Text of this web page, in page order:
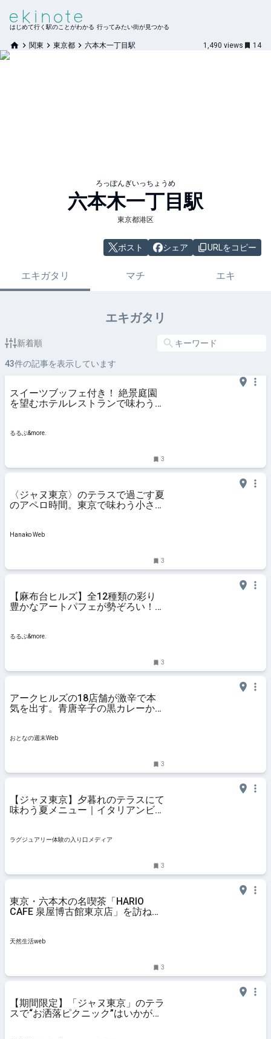
はじめて行く駅のことがわかる 行ってみたい街が見つかる
関東 東京都 六本木一丁目駅 1,490 views 14
ろっぽんぎいっちょうめ
六本木一丁目駅
東京都港区
ポスト シェア URLをコピー
エキガタリ マチ エキ
エキガタリ
新着順
43件の記事を表示しています
スイーツブッフェ付き！ 絶景庭園
を望むホテルレストランで味わう
&more.
るるぶ&more.
3
〈ジャヌ東京〉のテラスで過ごす夏
のアペロ時間。東京で味わう小さな
Hanako Web
3
【麻布台ヒルズ】全12種類の彩り
豊かなアートパフェが勢ぞろい！
けキロク】｜るるぶ&more.
るるぶ&more.
3
アークヒルズの18店舗が激辛で本
気を出す。青唐辛子の黒カレーから
おとなの週末Web
3
【ジャヌ東京】夕暮れのテラスにて
味わう夏メニュー｜イタリアンビー
ラグジュアリー体験の入り口メディア
3
東京・六本木の名喫茶「HARIO
CAFE 泉屋博古館東京店」を訪ね
家・川口葉子さん - 天然生活web
天然生活web
3
【期間限定】「ジャヌ東京」のテラ
スで“お洒落ピクニック”はいかが？